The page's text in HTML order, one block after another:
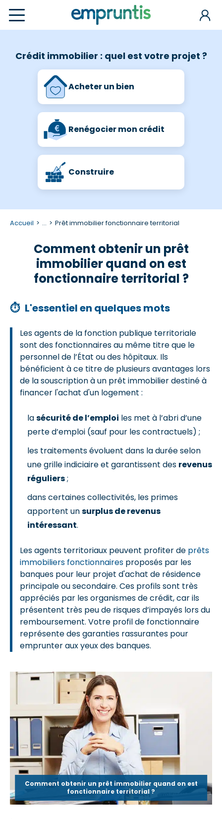
Crédit immobilier : quel est votre projet ?
Acheter un bien
Renégocier mon crédit
Construire
Accueil ... Prêt immobilier fonctionnaire territorial
Comment obtenir un prêt
immobilier quand on est
fonctionnaire territorial ?
⏱ L'essentiel en quelques mots
Les agents de la fonction publique territoriale
sont des fonctionnaires au même titre que le
personnel de l’État ou des hôpitaux. Ils
bénéficient à ce titre de plusieurs avantages lors
de la souscription à un prêt immobilier destiné à
financer l'achat d'un logement :
lasécurité de l’emploi les met à l’abri d’une
perte d’emploi (sauf pour les contractuels) ;
les traitements évoluent dans la durée selon
une grille indiciaire et garantissent des revenus
réguliers;
dans certaines collectivités, les primes
apportent unsurplus de revenus
intéressant.
Les agents territoriaux peuvent profiter de prêts
immobiliers fonctionnaires proposés par les
banques pour leur projet d'achat de résidence
principale ou secondaire. Ces profils sont très
appréciés par les organismes de crédit, car ils
présentent très peu de risques d’impayés lors du
remboursement. Votre profil de fonctionnaire
représente des garanties rassurantes pour
emprunter aux yeux des banques.
Comment obtenir un prêt immobilier quand on est
fonctionnaire territorial ?